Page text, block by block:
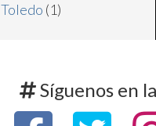
Toledo (1)
Síguenos en